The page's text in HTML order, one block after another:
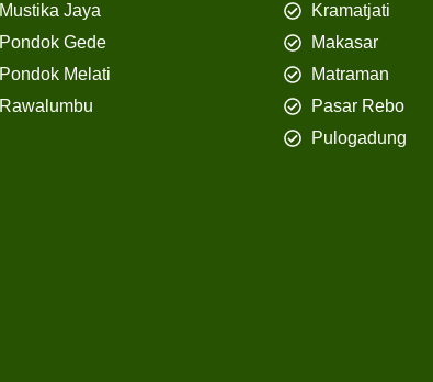
Mustika Jaya
Pondok Gede
Pondok Melati
Rawalumbu
Kramatjati
Makasar
Matraman
Pasar Rebo
Pulogadung